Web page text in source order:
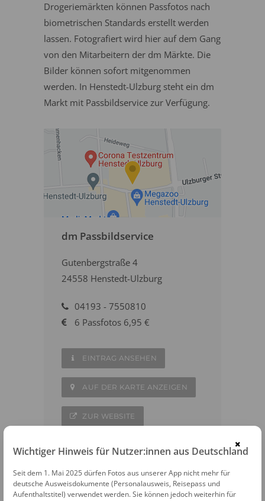
Drogeriemärkten können Passfotos nach
biometrischen Standards erstellt werden
lassen. Fotografiert wird hier auf dem Gang
von den Mitarbeitern der dm Märkte. Die
Bilder können sofort mitgenommen
werden. In Henstedt-Ulzburg steht ein dm
Markt mit Passbildservice zur Verfügung.
dm Passbildservice
Gutenbergstraße 4
24558 Henstedt-Ulzburg
04193 - 7550810
6 Passfotos 6,95 €
EINTRAG ANSEHEN
AUF DER KARTE ANZEIGEN
ZUR WEBSITE
WEITERE FOTOAUTOMATEN IN DER
×
Wichtiger Hinweis für Nutzer:innen aus Deutschland
Seit dem 1. Mai 2025 dürfen Fotos aus unserer App nicht mehr für
deutsche Ausweisdokumente (Personalausweis, Reisepass und
Aufenthaltstitel) verwendet werden. Sie können jedoch weiterhin für